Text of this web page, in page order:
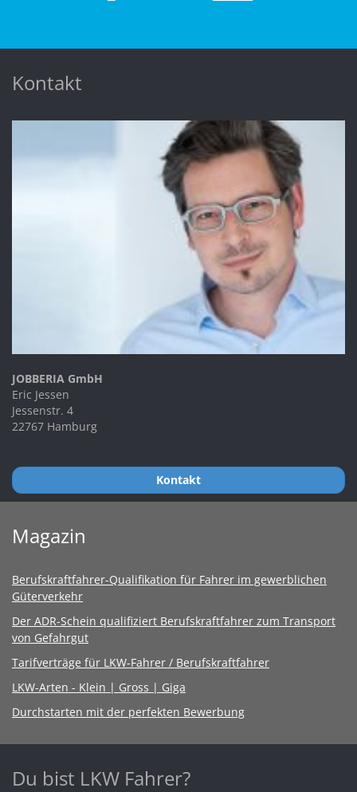
Kontakt
JOBBERIA GmbH
Eric Jessen
Jessenstr. 4
22767 Hamburg
Kontakt
Magazin
Berufskraftfahrer-Qualifikation für Fahrer im gewerblichen
Güterverkehr
Der ADR-Schein qualifiziert Berufskraftfahrer zum Transport
von Gefahrgut
Tarifverträge für LKW-Fahrer / Berufskraftfahrer
LKW-Arten - Klein | Gross | Giga
Durchstarten mit der perfekten Bewerbung
Du bist LKW Fahrer?